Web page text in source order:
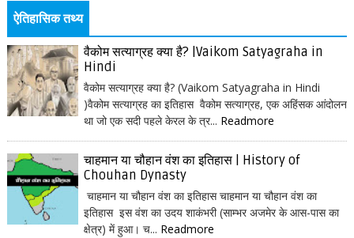
ऐतिहासिक तथ्य
वैकोम सत्याग्रह क्या है? |Vaikom Satyagraha in
Hindi
वैकोम सत्याग्रह क्या है? (Vaikom Satyagraha in Hindi
)वैकोम सत्याग्रह का इतिहास वैकोम सत्याग्रह, एक अहिंसक आंदोलन
था जो एक सदी पहले केरल के त्र... Readmore
चाहमान या चौहान वंश का इतिहास | History of
Chouhan Dynasty
चाहमान या चौहान वंश का इतिहास चाहमान या चौहान वंश का
इतिहास इस वंश का उदय शाकंभरी (साम्भर अजमेर के आस-पास का
क्षेत्र) में हुआ। च... Readmore